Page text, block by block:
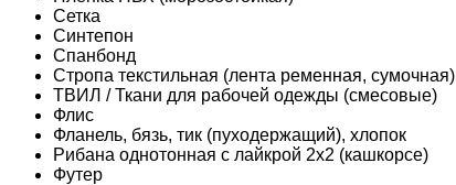
Сетка
Синтепон
Спанбонд
Стропа текстильная (лента ременная, сумочная)
ТВИЛ / Ткани для рабочей одежды (смесовые)
Флис
Фланель, бязь, тик (пуходержащий), хлопок
Рибана однотонная с лайкрой 2х2 (кашкорсе)
Футер